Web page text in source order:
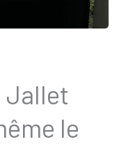
Jallet
le